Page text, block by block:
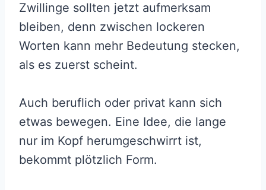
Zwillinge sollten jetzt aufmerksam
bleiben, denn zwischen lockeren
Worten kann mehr Bedeutung stecken,
als es zuerst scheint.
Auch beruflich oder privat kann sich
etwas bewegen. Eine Idee, die lange
nur im Kopf herumgeschwirrt ist,
bekommt plötzlich Form.